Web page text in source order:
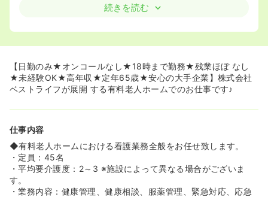
≪創業時から理念や方針に迷いがない、安心安全の母体≫
以上の有料老人ホームを展開されており、業界最大手の有
安心して生活していただく。心を大切にする介護を提供す
る】を一貫した思いで運営しています。
もともと有料老人ホームの価格相場は、安くても何千万円
利用できる方を増やそうという思いで、低価格でアットホ
ホームに入れる方を増やすことで、力になりたい！と考え
る看護師様をはじめとした現場職員の方の働ける場所を増
やし、入居者の方々が、それぞれ生まれ育った地域で生活
し続けられるようにサポートしていきたいと考えられてお
◆創業以来から労働条件の改善や休みの数を増やしたり、
続きを読む
【日勤のみ★オンコールなし★18時まで勤務★残業ほぼ なし
★未経験OK★高年収★定年65歳★安心の大手企業】株式会社
ベストライフが展開 する有料老人ホームでのお仕事です♪
仕事内容
◆有料老人ホームにおける看護業務全般をお任せ致します。
・定員：45名
・平均要介護度：2～3 ※施設によって異なる場合がございま
す。
・業務内容：健康管理、健康相談、服薬管理、緊急対応、応急